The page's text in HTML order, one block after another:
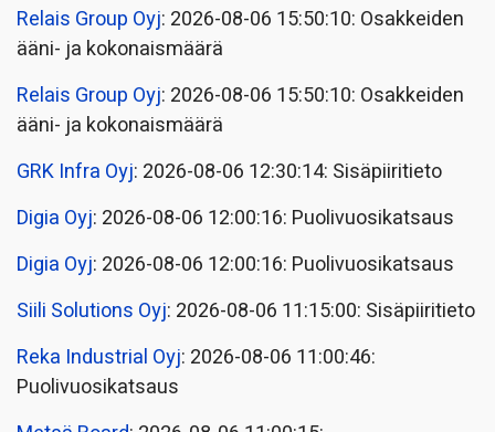
Relais Group Oyj: 2026-08-06 15:50:10: Osakkeiden
ääni- ja kokonaismäärä
Relais Group Oyj: 2026-08-06 15:50:10: Osakkeiden
ääni- ja kokonaismäärä
GRK Infra Oyj: 2026-08-06 12:30:14: Sisäpiiritieto
Digia Oyj: 2026-08-06 12:00:16: Puolivuosikatsaus
Digia Oyj: 2026-08-06 12:00:16: Puolivuosikatsaus
Siili Solutions Oyj: 2026-08-06 11:15:00: Sisäpiiritieto
Reka Industrial Oyj: 2026-08-06 11:00:46:
Puolivuosikatsaus